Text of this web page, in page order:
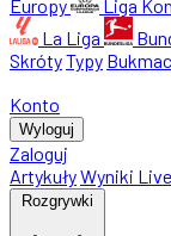
Europy
Liga
La Liga
SkrótyTypy
Konto
Wyloguj
Zaloguj
ArtykułyWyniki Live
Rozgrywki